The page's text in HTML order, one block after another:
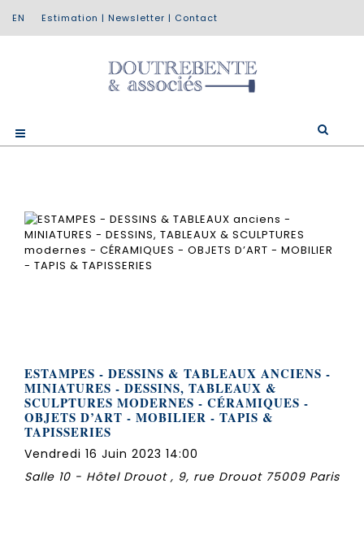
Estimation | Newsletter | Contact
ESTAMPES - DESSINS & TABLEAUX ANCIENS -
MINIATURES - DESSINS, TABLEAUX &
SCULPTURES MODERNES - CÉRAMIQUES -
OBJETS D’ART - MOBILIER - TAPIS &
TAPISSERIES
Vendredi 16 Juin 2023 14:00
Salle 10 - Hôtel Drouot , 9, rue Drouot 75009 Paris